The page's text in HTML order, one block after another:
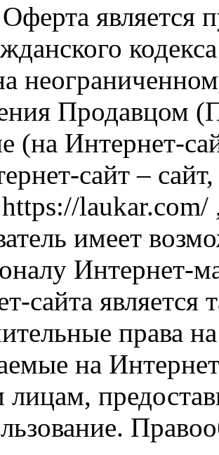
является
Продавцом
(на Интернет-
сайт –
laukar.com/
имеет
Интернет-
сайта
права
на
лицам,